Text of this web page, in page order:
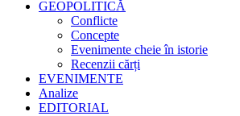
GEOPOLITICĂ
Conflicte
Concepte
Evenimente cheie în istorie
Recenzii cărți
EVENIMENTE
Analize
EDITORIAL